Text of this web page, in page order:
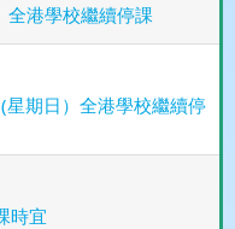
港學校繼續停課
期日）全港學校繼續停
時宜